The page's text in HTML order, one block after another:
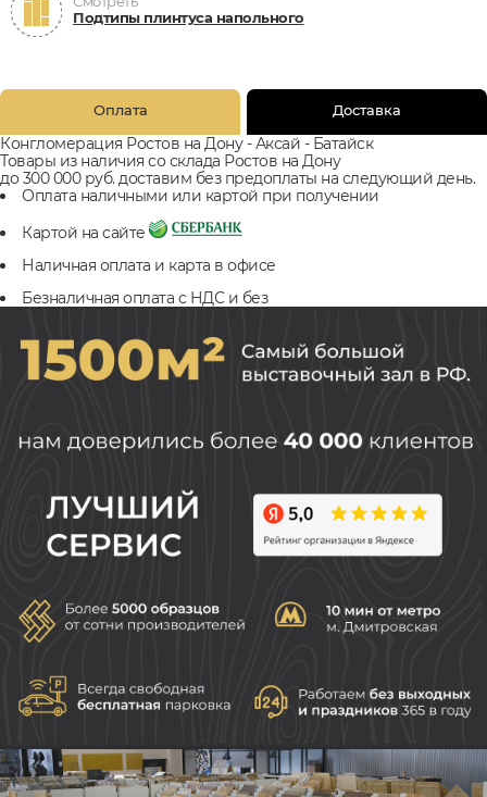
Подтипы плинтуса напольного
Оплата Доставка
Конгломерация Ростов на Дону - Аксай - Батайск
Товары из наличия со склада Ростов на Дону
до 300 000 руб. доставим без предоплаты на следующий день.
Оплата наличными или картой при получении
Картой на сайте
Наличная оплата и карта в офисе
Безналичная оплата с НДС и без